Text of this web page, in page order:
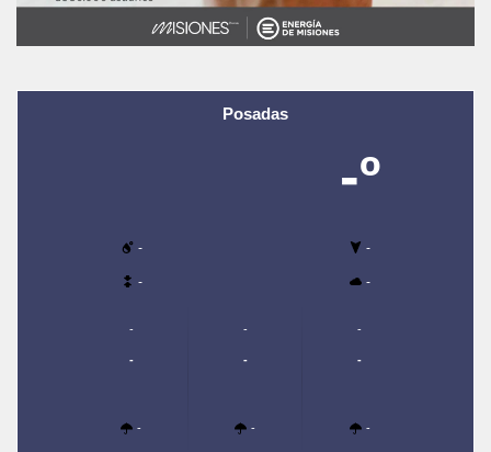
Posadas
-º
- -
- -
-
-
-
-
-
-
-
-
-